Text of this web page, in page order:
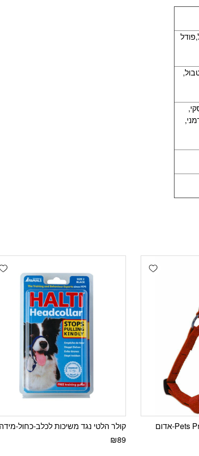
Add wishlist
קולר הלטי נגד משיכות לכלב-כחול-מידה 2
₪89